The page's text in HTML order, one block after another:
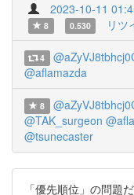
2023-10-11
8
0.530 リツ
4
@aflamazda
8
@TAK_surgeon
@tsunecaster
「優先順位」の問題